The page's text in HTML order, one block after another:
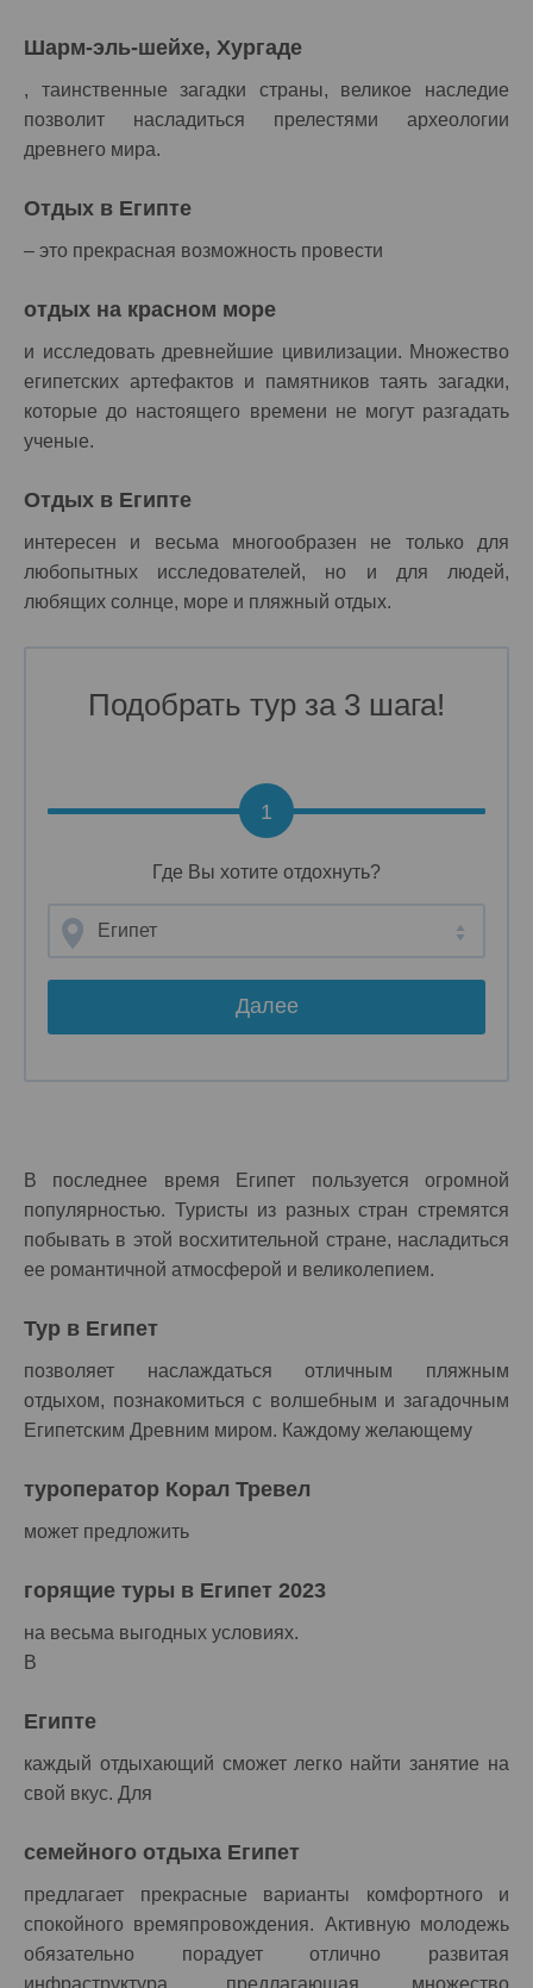
Шарм-эль-шейхе, Хургаде
, таинственные загадки страны, великое наследие
позволит насладиться прелестями археологии
древнего мира.
Отдых в Египте
– это прекрасная возможность провести
отдых на красном море
и исследовать древнейшие цивилизации. Множество
египетских артефактов и памятников таять загадки,
которые до настоящего времени не могут разгадать
ученые.
Отдых в Египте
интересен и весьма многообразен не только для
любопытных исследователей, но и для людей,
любящих солнце, море и пляжный отдых.
Подобрать тур за 3 шага!
Где Вы хотите отдохнуть?
Египет
Далее
1
В последнее время Египет пользуется огромной
популярностью. Туристы из разных стран стремятся
побывать в этой восхитительной стране, насладиться
ее романтичной атмосферой и великолепием.
Тур в Египет
позволяет наслаждаться отличным пляжным
отдыхом, познакомиться с волшебным и загадочным
Египетским Древним миром. Каждому желающему
туроператор Корал Тревел
может предложить
горящие туры в Египет 2023
на весьма выгодных условиях.
В
Египте
каждый отдыхающий сможет легко найти занятие на
свой вкус. Для
семейного отдыха Египет
предлагает прекрасные варианты комфортного и
спокойного времяпровождения. Активную молодежь
обязательно порадует отлично развитая
инфраструктура, предлагающая множество